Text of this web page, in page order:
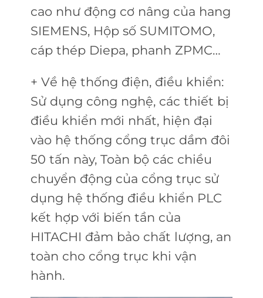
cao như động cơ nâng của hang
SIEMENS, Hộp số SUMITOMO,
cáp thép Diepa, phanh ZPMC…
+ Về hệ thống điện, điều khiển:
Sử dụng công nghệ, các thiết bị
điều khiển mới nhất, hiện đại
vào hệ thống cổng trục dầm đôi
50 tấn này, Toàn bộ các chiều
chuyển động của cổng trục sử
dụng hệ thống điều khiển PLC
kết hợp với biến tần của
HITACHI đảm bảo chất lượng, an
toàn cho cổng trục khi vận
hành.